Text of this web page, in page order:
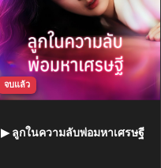
จบแล้ว
▶ ลูกในความลับพ่อมหาเศรษฐี